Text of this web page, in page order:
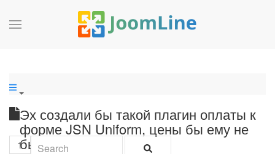
Эх создали бы такой плагин оплаты к
форме JSN Uniform, цены бы ему не
было
1